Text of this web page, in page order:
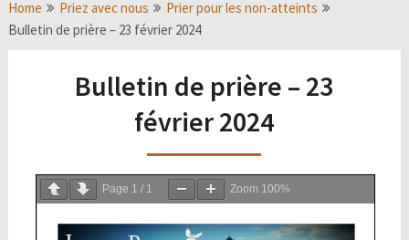
Home Priez avec nous
Prier pour les non-atteints
Bulletin de prière – 23 février 2024
Bulletin de prière – 23
février 2024
Page 1 / 1 Zoom 100%